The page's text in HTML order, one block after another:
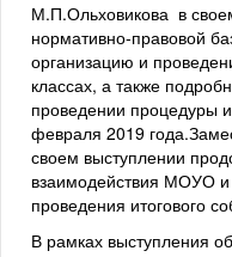
М.П.Ольховикова в
нормативно-правовой
организацию и
классах, а также
проведении процедуры
февраля 2019
своем выступлении
взаимодействия МОУО
проведения итогового
В рамках выступления